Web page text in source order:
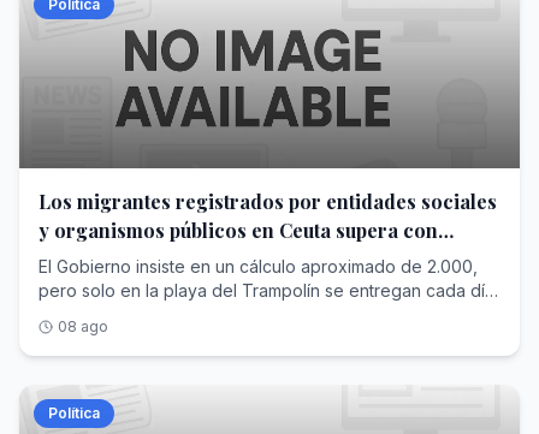
Política
Los migrantes registrados por entidades sociales
y organismos públicos en Ceuta supera con
creces las cifras de Interior
El Gobierno insiste en un cálculo aproximado de 2.000,
pero solo en la playa del Trampolín se entregan cada día
08 ago
Política